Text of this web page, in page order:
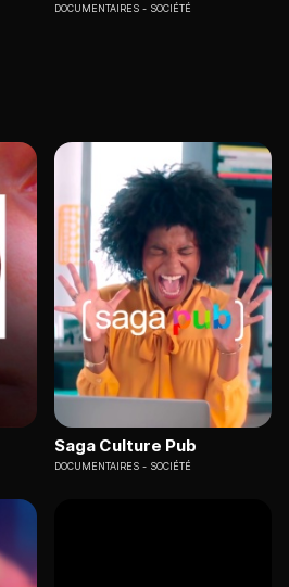
DOCUMENTAIRES SOCIÉTÉ
Saga Culture Pub
DOCUMENTAIRES SOCIÉTÉ